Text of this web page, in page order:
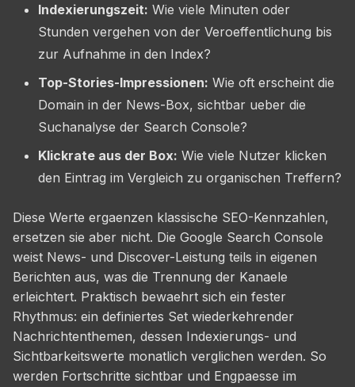
Indexierungszeit: Wie viele Minuten oder
Stunden vergehen von der Veroeffentlichung bis
zur Aufnahme in den Index?
Top-Stories-Impressionen: Wie oft erscheint die
Domain in der News-Box, sichtbar ueber die
Suchanalyse der Search Console?
Klickrate aus der Box: Wie viele Nutzer klicken
den Eintrag im Vergleich zu organischen Treffern?
Diese Werte ergaenzen klassische SEO-Kennzahlen,
ersetzen sie aber nicht. Die Google Search Console
weist News- und Discover-Leistung teils in eigenen
Berichten aus, was die Trennung der Kanaele
erleichtert. Praktisch bewaehrt sich ein fester
Rhythmus: ein definiertes Set wiederkehrender
Nachrichtenthemen, dessen Indexierungs- und
Sichtbarkeitswerte monatlich verglichen werden. So
werden Fortschritte sichtbar und Engpaesse im